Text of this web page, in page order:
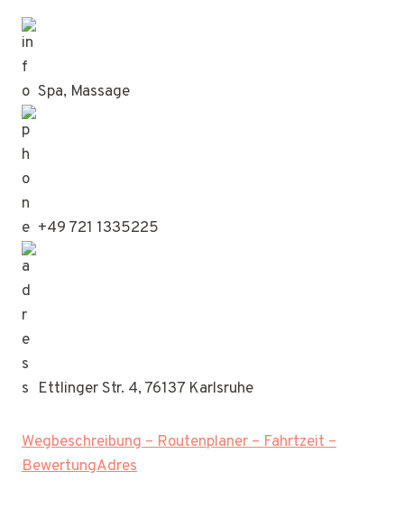
Spa, Massage
+49 721 1335225
Ettlinger Str. 4, 76137 Karlsruhe
Wegbeschreibung – Routenplaner – Fahrtzeit –
BewertungAdres